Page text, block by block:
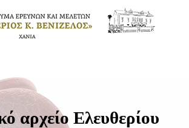
αρχείο Ελευθερίου